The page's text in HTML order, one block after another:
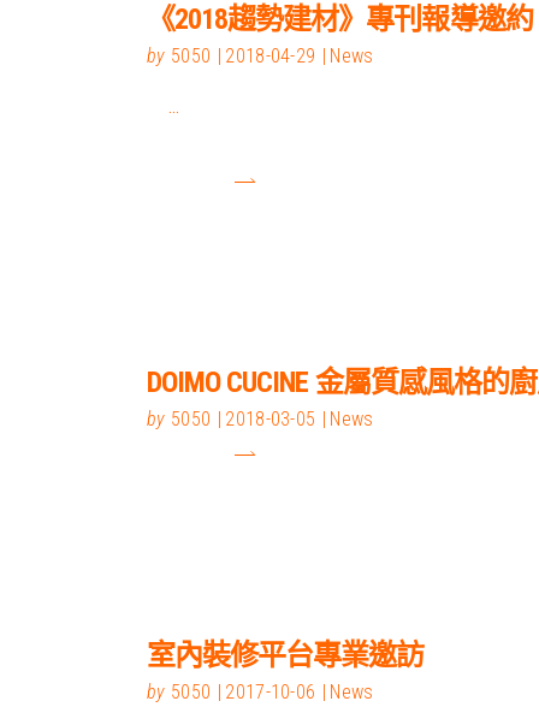
《2018趨勢建材》專刊報導邀約
by 5050 2018-04-29 News
DOIMO CUCINE 金屬質感風格的
by 5050 2018-03-05 News
室內裝修平台專業邀訪
by 5050 2017-10-06 News